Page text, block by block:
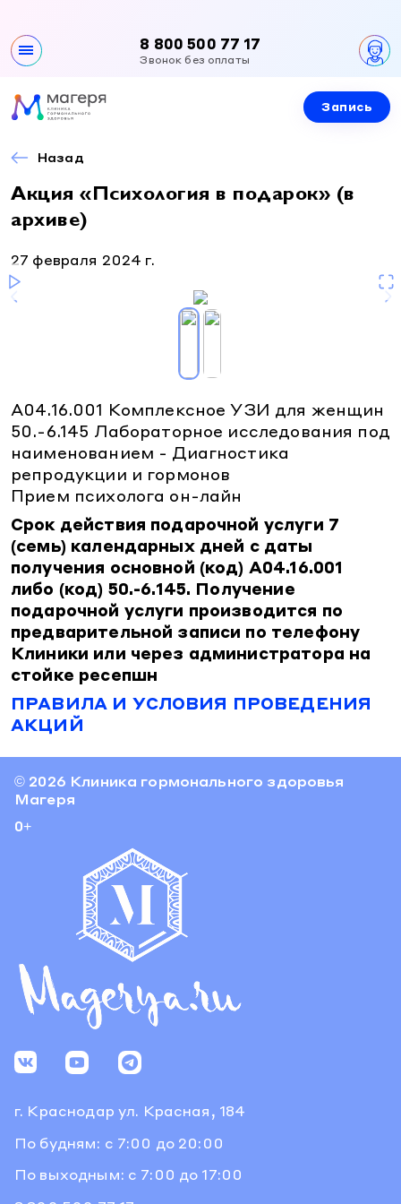
Клиника
О клинике
Контакты
Вакансии
Документы и лицензии
Направления
Все направления
Эндокринология
Гинекология
Детская гинекология
УЗИ
Оториноларингология (ЛОР)
Гастроэнтерология
Психология
Массаж
У вас получится
Специалисты
Эндокринология
УЗИ
Оториноларингология (ЛОР)
Гастроэнтерология
Кардиология
Психология
Массаж
Услуги и цены
Приемы специалистов
Лабораторная диагностика
Процедурный кабинет
Лицензия
Телемедицина
Информация для пациентов
Пациентам
Контакты
Карта сайта
Версия для слабовидящих
г. Краснодар ул. Красная, 184
Ежедневно: 7.00 - 20.00
8 800 500 77 17
8 800 500 77 17
Звонок без оплаты
Запись
Назад
Акция «Психология в подарок» (в
архиве)
27 февраля 2024 г.
A04.16.001 Комплексное УЗИ для женщин
50.-6.145 Лабораторное исследования под
наименованием - Диагностика
репродукции и гормонов
Прием психолога он-лайн
Срок действия подарочной услуги 7
(семь) календарных дней с даты
получения основной (код) A04.16.001
либо (код) 50.-6.145. Получение
подарочной услуги производится по
предварительной записи по телефону
Клиники или через администратора на
стойке ресепшн
ПРАВИЛА И УСЛОВИЯ ПРОВЕДЕНИЯ
АКЦИЙ
© 2026 Клиника гормонального здоровья
Магеря
0+
г. Краснодар ул. Красная, 184
По будням: с 7:00 до 20:00
По выходным: с 7:00 до 17:00